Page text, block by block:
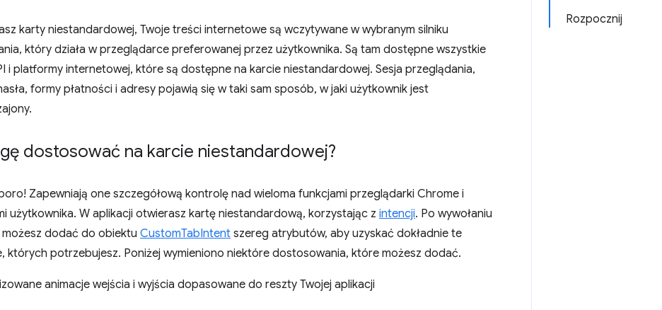
Rozpocznij
karty niestandardowej, Twoje treści internetowe są wczytywane w wybranym silniku
który działa w przeglądarce preferowanej przez użytkownika. Są tam dostępne wszystkie
i platformy internetowej, które są dostępne na karcie niestandardowej. Sesja przeglądania,
formy płatności i adresy pojawią się w taki sam sposób, w jaki użytkownik jest
dostosować na karcie niestandardowej?
Zapewniają one szczegółową kontrolę nad wieloma funkcjami przeglądarki Chrome i
użytkownika. W aplikacji otwierasz kartę niestandardową, korzystając z intencji. Po wywołaniu
dodać do obiektu CustomTabIntent szereg atrybutów, aby uzyskać dokładnie te
których potrzebujesz. Poniżej wymieniono niektóre dostosowania, które możesz dodać.
animacje wejścia i wyjścia dopasowane do reszty Twojej aplikacji